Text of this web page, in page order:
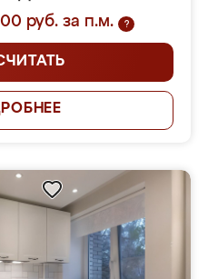
руб. за п.м.
?